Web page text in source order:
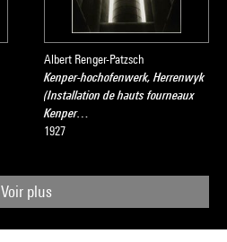
Albert Renger-Patzsch
Kenper-hochofenwerk, Herrenwyk
(Installation de hauts fourneaux
Kenper…
1927
Voir plus